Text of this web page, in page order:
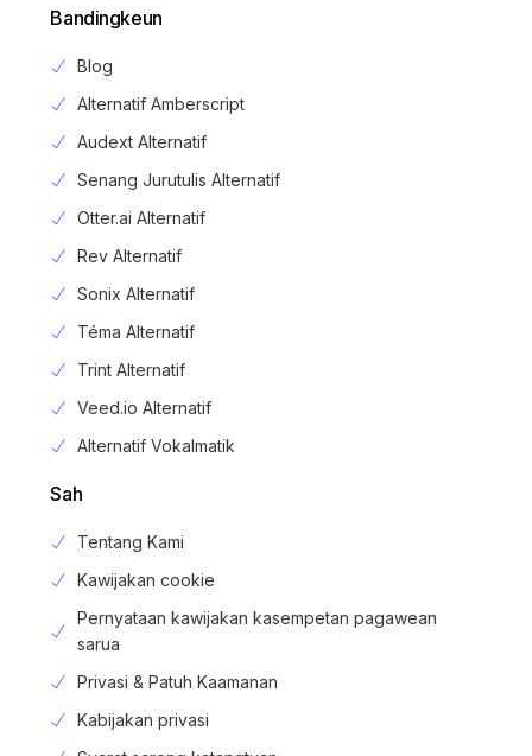
Bandingkeun
Blog
Alternatif Amberscript
Audext Alternatif
Senang Jurutulis Alternatif
Otter.ai Alternatif
Rev Alternatif
Sonix Alternatif
Téma Alternatif
Trint Alternatif
Veed.io Alternatif
Alternatif Vokalmatik
Sah
Tentang Kami
Kawijakan cookie
Pernyataan kawijakan kasempetan pagawean
sarua
Privasi & Patuh Kaamanan
Kabijakan privasi